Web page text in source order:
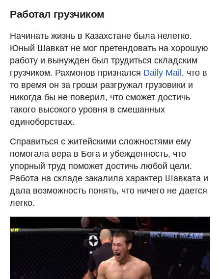
Работал грузчиком
Начинать жизнь в Казахстане была нелегко.
Юный Шавкат не мог претендовать на хорошую
работу и вынужден был трудиться складским
грузчиком. Рахмонов признался Daily Mail, что в
то время он за гроши разгружал грузовики и
никогда бы не поверил, что сможет достичь
такого высокого уровня в смешанных
единоборствах.
Справиться с житейскими сложностями ему
помогала вера в Бога и убежденность, что
упорный труд поможет достичь любой цели.
Работа на складе закалила характер Шавката и
дала возможность понять, что ничего не дается
легко.